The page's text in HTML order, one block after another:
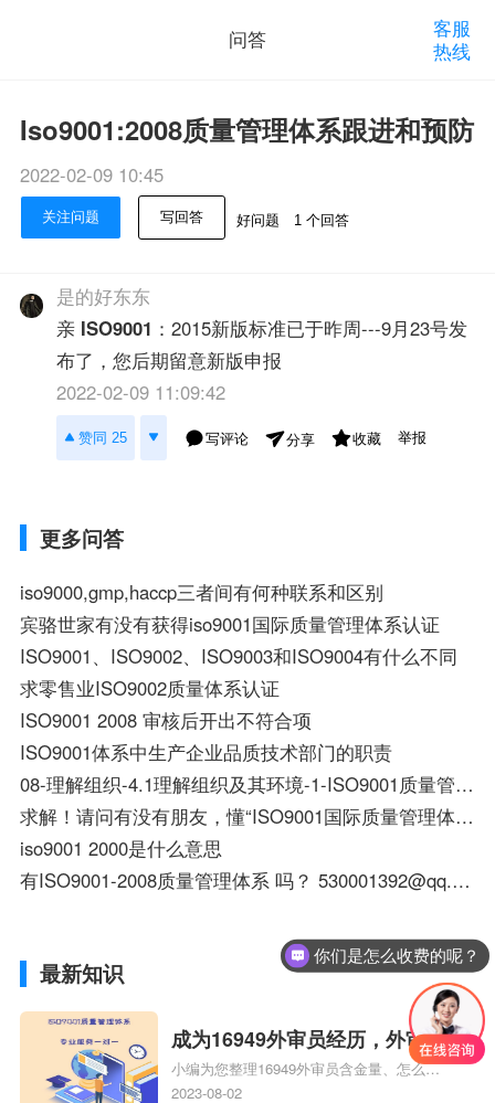
问答
客服
热线
Iso9001:2008质量管理体系跟进和预防
2022-02-09 10:45
关注问题 写回答 好问题 1 个回答
是的好东东
亲 ISO9001 ：2015新版标准已于昨周---9月23号发
布了，您后期留意新版申报
2022-02-09 11:09:42
赞同 25 写评论 分享 收藏 举报
更多问答
iso9000,gmp,haccp三者间有何种联系和区别
宾骆世家有没有获得iso9001国际质量管理体系认证
ISO9001、ISO9002、ISO9003和ISO9004有什么不同
求零售业ISO9002质量体系认证
ISO9001 2008 审核后开出不符合项
ISO9001体系中生产企业品质技术部门的职责
08-理解组织-4.1理解组织及其环境-1-ISO9001质量管理体系-50集
求解！请问有没有朋友，懂“ISO9001国际质量管理体系”的推进方法的？
iso9001 2000是什么意思
有ISO9001-2008质量管理体系 吗？ 530001392@qq.com 谢谢！
最新知识
成为16949外审员经历，外审员
16949
小编为您整理16949外审员含金量、怎么才
能成为注册的TS16949:2009的外审员、我
2023-08-02
你们是怎么收费的呢？